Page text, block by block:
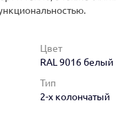
Цвет
RAL 9016 белый
Тип
2-х колончатый